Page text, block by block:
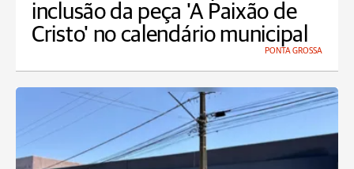
inclusão da peça 'A Paixão de
Cristo' no calendário municipal
PONTA GROSSA